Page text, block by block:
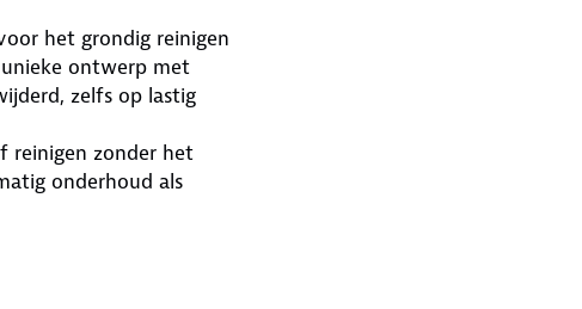
het grondig reinigen
ontwerp met
zelfs op lastig
reinigen zonder het
onderhoud als
voorkomt wegglijden